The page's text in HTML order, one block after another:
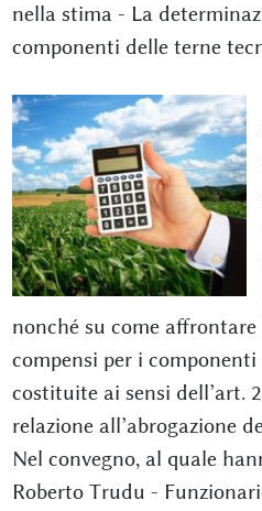
nella stima - La
componenti delle terne
nonché su come
compensi per i
costituite ai sensi dell’art.
relazione all’abrogazione
Nel convegno, al quale
Roberto Trudu -